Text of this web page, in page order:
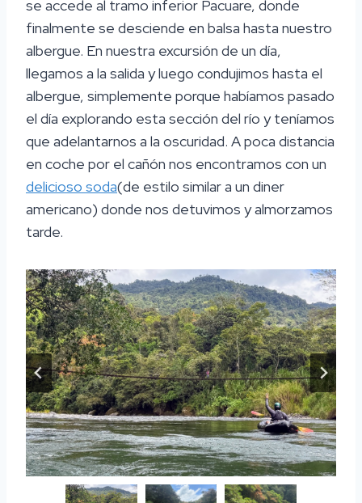
se accede al tramo inferior Pacuare, donde
finalmente se desciende en balsa hasta nuestro
albergue. En nuestra excursión de un día,
llegamos a la salida y luego condujimos hasta el
albergue, simplemente porque habíamos pasado
el día explorando esta sección del río y teníamos
que adelantarnos a la oscuridad. A poca distancia
en coche por el cañón nos encontramos con un
delicioso soda(de estilo similar a un diner
americano) donde nos detuvimos y almorzamos
tarde.